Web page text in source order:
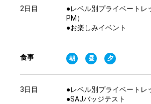
2日目
●レベル別プライベートレ
PM）
●お楽しみイベント
食事 朝 昼 夕
3日目
●レベル別プライベートレ
●SAJバッジテスト